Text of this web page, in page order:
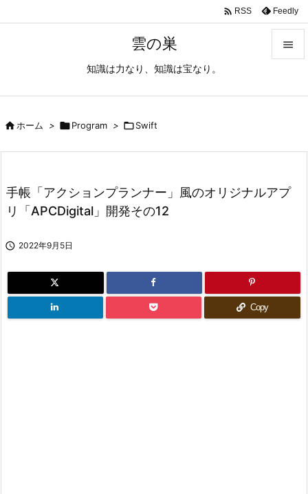
雲の巣
知識は力なり、知識は宝なり。

次へ
 RSS Feedly
ホーム > Program > Swift
手帳「アクションプランナー」風のオリジナルアプ
リ「APCDigital」開発その12
 2022年9月5日
Copy